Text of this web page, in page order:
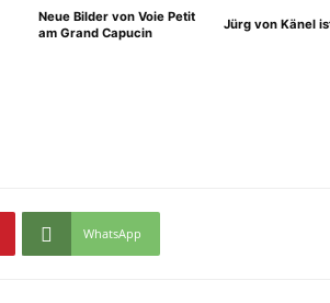
Neue Bilder von Voie Petit
am Grand Capucin
Jürg von Känel
WhatsApp